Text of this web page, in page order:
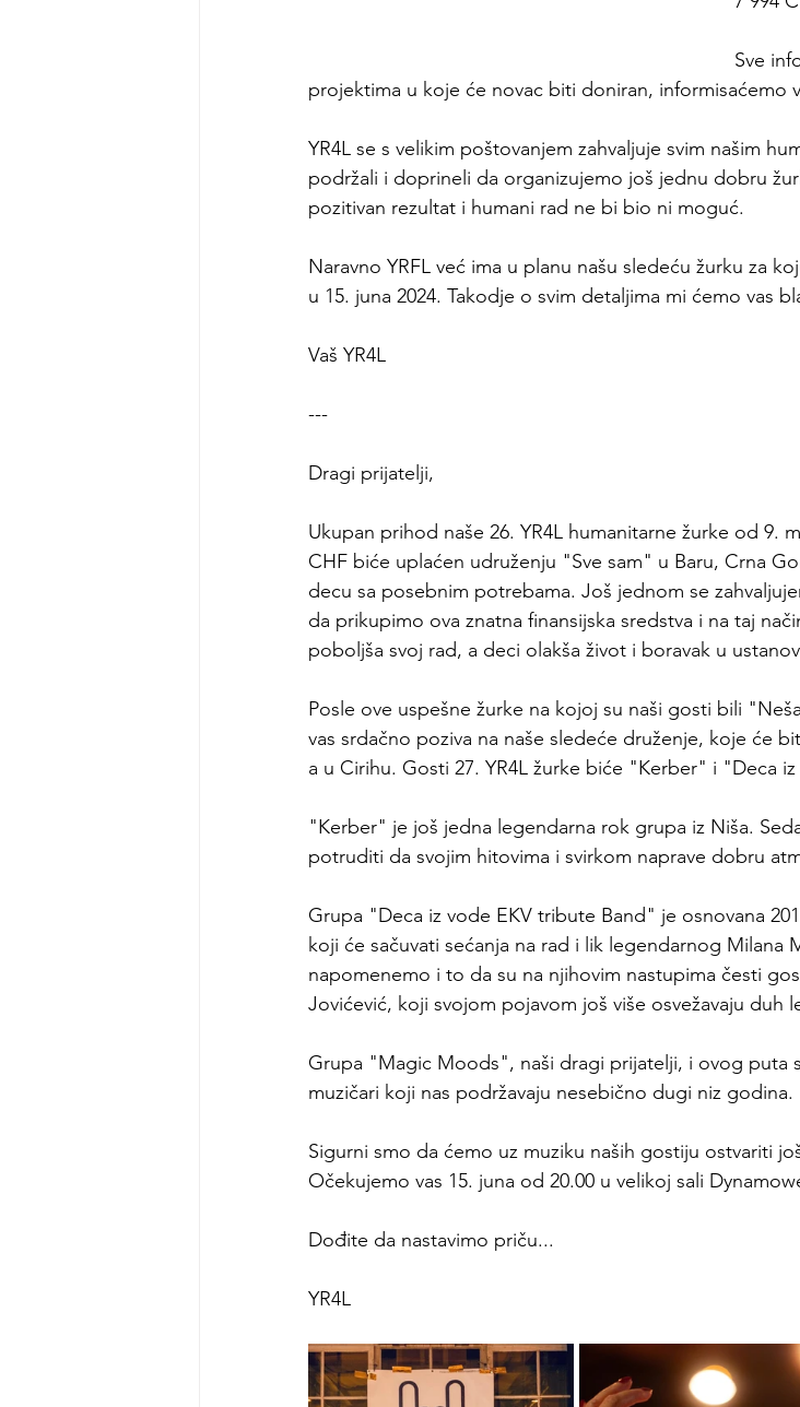
Sve
projektima u koje će novac biti doniran, informisaćemo
YR4L se s velikim poštovanjem zahvaljuje svim našim
podržali i doprineli da organizujemo još jednu dobru
pozitivan rezultat i humani rad ne bi bio ni moguć.
Naravno YRFL već ima u planu našu sledeću žurku za
u 15. juna 2024. Takodje o svim detaljima mi ćemo vas
Vaš YR4L
---
Dragi prijatelji,
Ukupan prihod naše 26. YR4L humanitarne žurke od 9.
CHF biće uplaćen udruženju "Sve sam" u Baru, Crna
decu sa posebnim potrebama. Još jednom se
da prikupimo ova znatna finansijska sredstva i na taj
poboljša svoj rad, a deci olakša život i boravak u
Posle ove uspešne žurke na kojoj su naši gosti bili
vas srdačno poziva na naše sledeće druženje, koje će
a u Cirihu. Gosti 27. YR4L žurke biće "Kerber" i "Deca
"Kerber" je još jedna legendarna rok grupa iz Niša.
potruditi da svojim hitovima i svirkom naprave dobru
Grupa "Deca iz vode EKV tribute Band" je osnovana
koji će sačuvati sećanja na rad i lik legendarnog Milana
napomenemo i to da su na njihovim nastupima česti
Jovićević, koji svojom pojavom još više osvežavaju duh
Grupa "Magic Moods", naši dragi prijatelji, i ovog puta
muzičari koji nas podržavaju nesebično dugi niz godina.
Sigurni smo da ćemo uz muziku naših gostiju ostvariti
Očekujemo vas 15. juna od 20.00 u velikoj sali
Dođite da nastavimo priču...
YR4L